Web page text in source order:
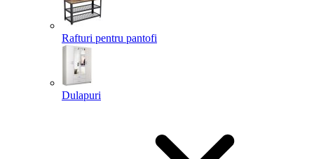
Rafturi pentru pantofi
Dulapuri